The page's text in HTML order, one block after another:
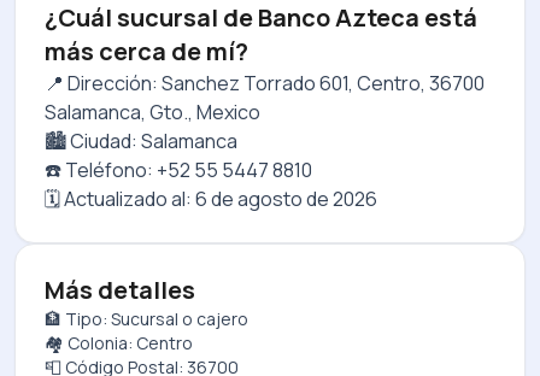
¿Cuál sucursal de Banco Azteca está
más cerca de mí?
📍 Dirección: Sanchez Torrado 601, Centro, 36700
Salamanca, Gto., Mexico
🏙️ Ciudad: Salamanca
☎️ Teléfono: +52 55 5447 8810
🗓️ Actualizado al: 6 de agosto de 2026
Más detalles
🏦 Tipo: Sucursal o cajero
🏘️ Colonia: Centro
📮 Código Postal: 36700